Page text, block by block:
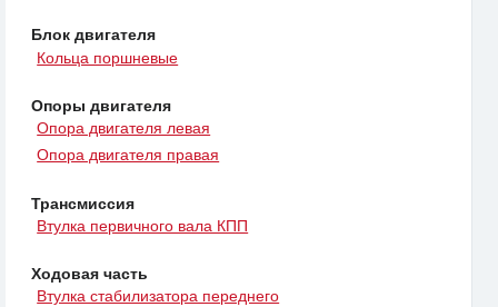
Блок двигателя
Кольца поршневые
Опоры двигателя
Опора двигателя левая
Опора двигателя правая
Трансмиссия
Втулка первичного вала КПП
Ходовая часть
Втулка стабилизатора переднего